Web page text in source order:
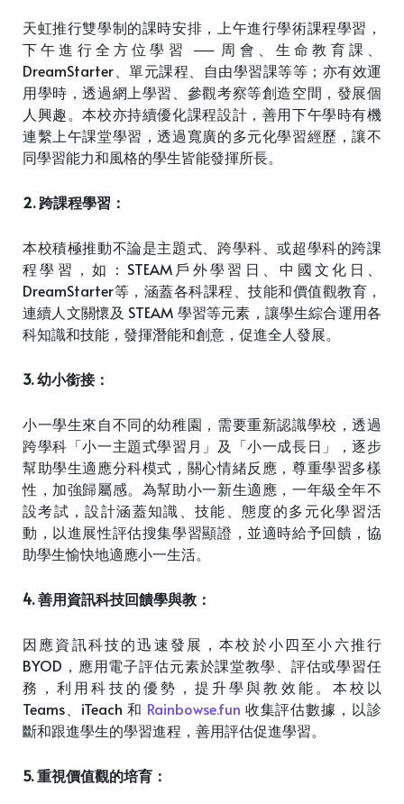
天虹推行雙學制的課時安排，上午進行學術課程學習，
下午進行全方位學習 ── 周會、生命教育課、
DreamStarter、單元課程、自由學習課等等；亦有效運
用學時，透過網上學習、參觀考察等創造空間，發展個
人興趣。本校亦持續優化課程設計，善用下午學時有機
連繫上午課堂學習，透過寬廣的多元化學習經歷，讓不
同學習能力和風格的學生皆能發揮所長。
2. 跨課程學習：
本校積極推動不論是主題式、跨學科、或超學科的跨課
程學習，如：STEAM戶外學習日、中國文化日、
DreamStarter等，涵蓋各科課程、技能和價值觀教育，
連續人文關懷及 STEAM 學習等元素，讓學生綜合運用各
科知識和技能，發揮潛能和創意，促進全人發展。
3. 幼小銜接：
小一學生來自不同的幼稚園，需要重新認識學校，透過
跨學科「小一主題式學習月」及「小一成長日」，逐步
幫助學生適應分科模式，關心情緒反應，尊重學習多樣
性，加強歸屬感。為幫助小一新生適應，一年級全年不
設考試，設計涵蓋知識、技能、態度的多元化學習活
動，以進展性評估搜集學習顯證，並適時給予回饋，協
助學生愉快地適應小一生活。
4. 善用資訊科技回饋學與教：
因應資訊科技的迅速發展，本校於小四至小六推行
BYOD，應用電子評估元素於課堂教學、評估或學習任
務，利用科技的優勢，提升學與教效能。本校以
Teams、iTeach 和 Rainbowse.fun 收集評估數據，以診
斷和跟進學生的學習進程，善用評估促進學習。
5. 重視價值觀的培育：